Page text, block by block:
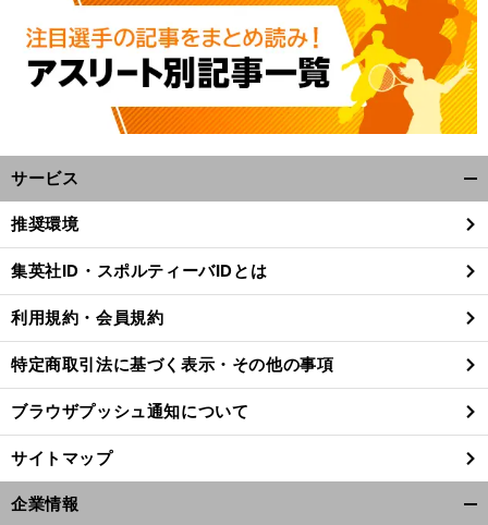
サービス
閉
る
推奨環境
集英社ID・スポルティーバIDとは
利用規約・会員規約
特定商取引法に基づく表示・その他の事項
ブラウザプッシュ通知について
サイトマップ
企業情報